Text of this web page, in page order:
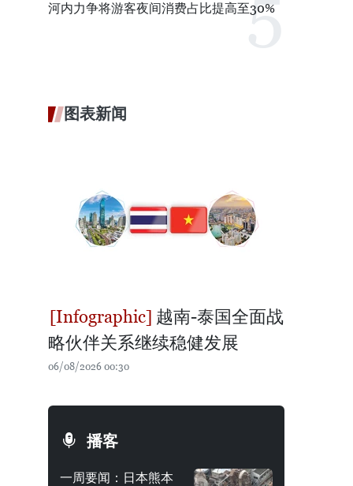
河内力争将游客夜间消费占比提高至30%
图表新闻
越南-泰国全面战
略伙伴关系继续稳健发展
06/08/2026 00:30
播客
一周要闻：日本熊本